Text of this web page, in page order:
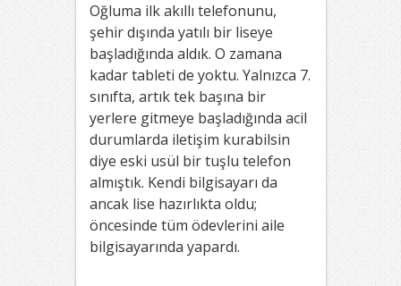
Oğluma ilk akıllı telefonunu,
şehir dışında yatılı bir liseye
başladığında aldık. O zamana
kadar tableti de yoktu. Yalnızca 7.
sınıfta, artık tek başına bir
yerlere gitmeye başladığında acil
durumlarda iletişim kurabilsin
diye eski usül bir tuşlu telefon
almıştık. Kendi bilgisayarı da
ancak lise hazırlıkta oldu;
öncesinde tüm ödevlerini aile
bilgisayarında yapardı.